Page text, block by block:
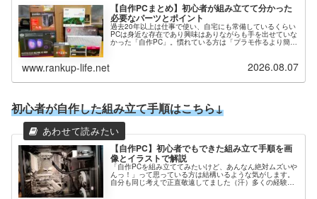
【自作PCまとめ】初心者が組み立てて分かった
必要なパーツとポイント
過去20年以上は仕事で使い、自宅にも常備しているくらい
PCは身近な存在であり興味はありながらも手を出せていな
かった「自作PC」。慣れている方は「プラモ作るより簡単
～！」なんて言ってますが実際そうなのか？よく分かりま
www.rankup-life.net 2026.08.07
初心者が自作した組み立て手順はこちら↓
【自作PC】初心者でもできた組み立て手順を画
像とイラストで解説
「自作PCを組み立ててみたいけど、あんなん絶対ムズいや
んっ！」って思っている方は結構いるような気がします。
自分も同じ考えで正直敬遠してました（汗）多くの経験者